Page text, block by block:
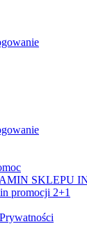
SKLEPU
promocji 2+1